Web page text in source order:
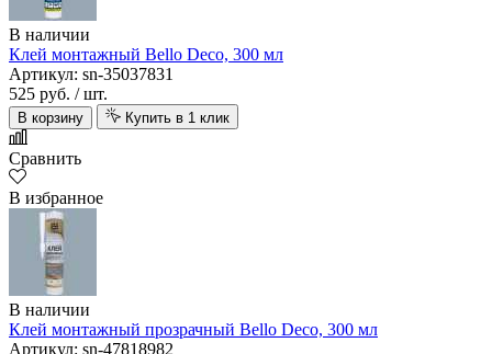
В наличии
Клей монтажный Bello Deco, 300 мл
Артикул: sn-35037831
525 руб. / шт.
В корзину Купить в 1 клик
Сравнить
В избранное
В наличии
Клей монтажный прозрачный Bello Deco, 300 мл
Артикул: sn-47818982